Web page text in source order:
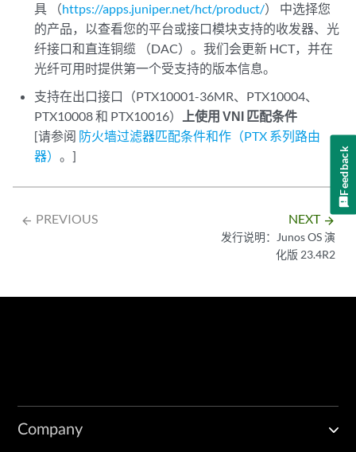
具 （https://apps.juniper.net/hct/product/） 中选择您
的产品，以查看您的平台或接口模块支持的收发器、光
纤接口和直连铜缆 （DAC）。我们会更新 HCT，并在
光纤可用时提供第一个受支持的版本信息。
支持在出口接口（PTX10001-36MR、PTX10004、
PTX10008 和 PTX10016）
上使用 VNI 匹配条件
[请参阅 防火墙过滤器匹配条件和作（PTX 系列路由
器）。]
arrow_backward PREVIOUS NEXT arrow_forward
发行说明：Junos OS 演
化版 23.4R2
Company
Feedback